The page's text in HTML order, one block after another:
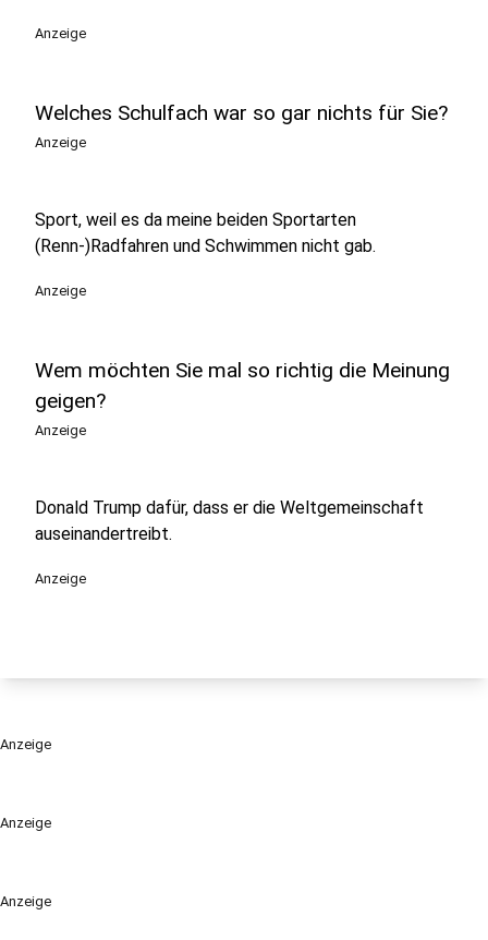
Anzeige
Anzeige
Anzeige
Welches Schulfach war so gar nichts für Sie?
Anzeige
Sport, weil es da meine beiden Sportarten
(Renn-)Radfahren und Schwimmen nicht gab.
Anzeige
Wem möchten Sie mal so richtig die Meinung
geigen?
Anzeige
Donald Trump dafür, dass er die Weltgemeinschaft
auseinandertreibt.
Anzeige
Anzeige